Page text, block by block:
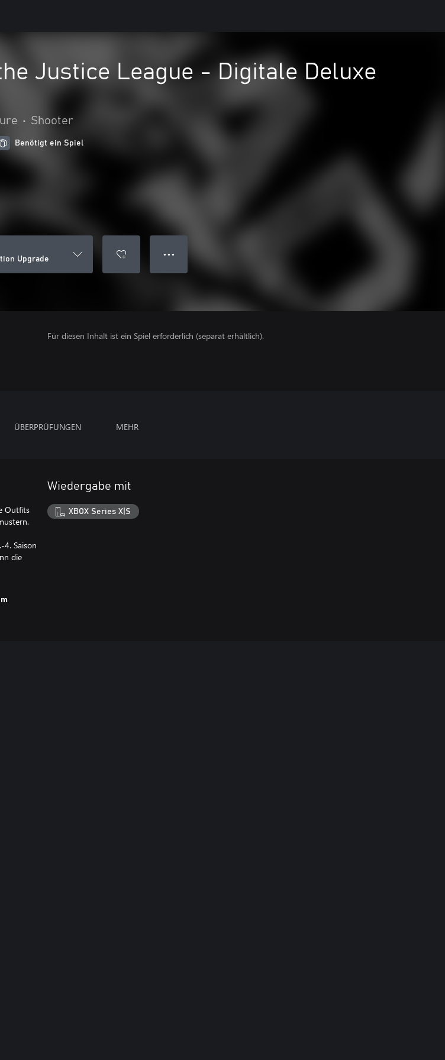
Justice League - Digitale Deluxe
• Shooter
Benötigt ein Spiel
Upgrade
● ● ●
Für diesen Inhalt ist ein Spiel erforderlich (separat erhältlich).
ÜBERPRÜFUNGEN MEHR
Outfits
Saison
die
Wiedergabe mit
XBOX Series X|S